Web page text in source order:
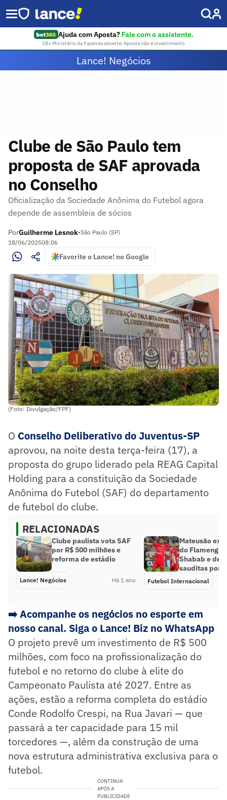
Ajuda com Aposta? Fale com o assistente.
18+ Ministério da Fazenda adverte: Aposta não é investimento
Lance! Negócios
Clube de São Paulo tem
proposta de SAF aprovada
no Conselho
Oficialização da Sociedade Anônima do Futebol agora
depende de assembleia de sócios
PorGuilherme Lesnok•São Paulo (SP)
18/06/202508:06
Favorite o Lance! no Google
(Foto: Divulgação/FPF)
O Conselho Deliberativo do Juventus-SP
aprovou, na noite desta terça-feira (17), a
proposta do grupo liderado pela REAG Capital
Holding para a constituição da Sociedade
Anônima do Futebol (SAF) do departamento
de futebol do clube.
RELACIONADAS
Clube paulista vota SAF
por R$ 500 milhões e
reforma de estádio
Lance! Negócios Há 1 ano
Mateusão
do Flamengo
Shabab e
sauditas por
Futebol Internacional
➡️ Acompanhe os negócios no esporte em
nosso canal. Siga o Lance! Biz no WhatsApp
O projeto prevê um investimento de R$ 500
milhões, com foco na profissionalização do
futebol e no retorno do clube à elite do
Campeonato Paulista até 2027. Entre as
ações, estão a reforma completa do estádio
Conde Rodolfo Crespi, na Rua Javari — que
passará a ter capacidade para 15 mil
torcedores —, além da construção de uma
nova estrutura administrativa exclusiva para o
futebol.
CONTINUA
APÓS A
PUBLICIDADE